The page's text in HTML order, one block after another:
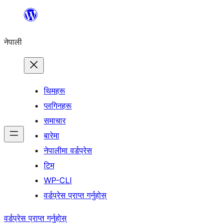
सामग्रीमा
नेपाली
थिमहरू
प्लगिनहरू
समाचार
बारेमा
नेपालीमा वर्डप्रेस
टिम
WP-CLI
वर्डप्रेस प्राप्त गर्नुहोस्
वर्डप्रेस प्राप्त गर्नुहोस्